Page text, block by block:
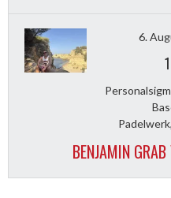
6.
1
BENJAMIN